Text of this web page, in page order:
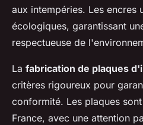
aux intempéries. Les encres
écologiques, garantissant
respectueuse de
La fabrication de plaques
critères rigoureux pour
conformité. Les plaques
France, avec une attention